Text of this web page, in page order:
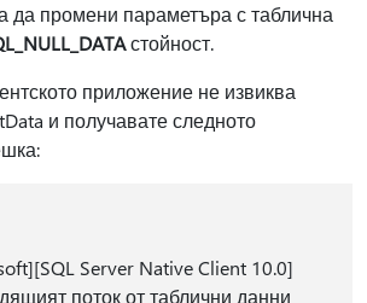
да промени параметъра с таблична
стойност.
приложение не извиква
и получавате следното
Server Native Client 10.0]
поток от таблични данни